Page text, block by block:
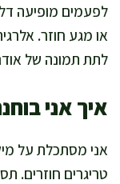
לפעמים מופיעה
או מגע חוזר.
לתת תמונה של
איך אני
אני מסתכלת על
טריגרים חוזרים.